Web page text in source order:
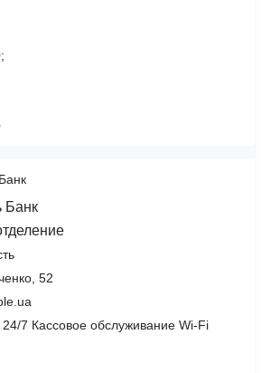
Банк
52
7 Кассовое обслуживание Wi-Fi